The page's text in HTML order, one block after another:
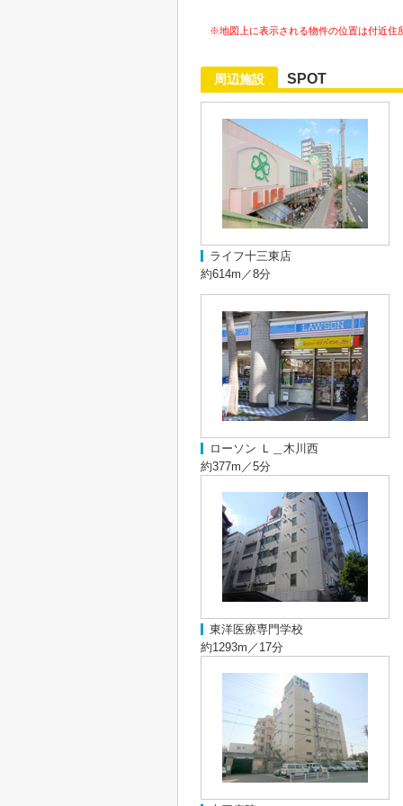
※地図上に表示される物件の位置は付近住
周辺施設 SPOT
ライフ十三東店
約614m／8分
ローソン Ｌ＿木川西
約377m／5分
東洋医療専門学校
約1293m／17分